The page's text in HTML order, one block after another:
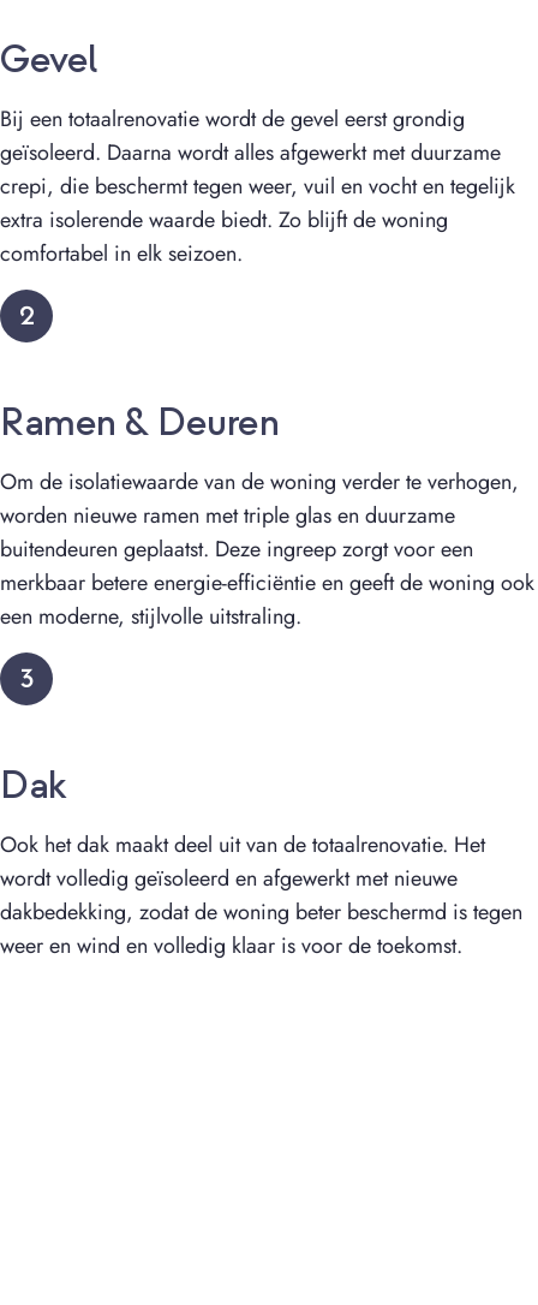
Gevel
Bij een totaalrenovatie wordt de gevel eerst grondig
geïsoleerd. Daarna wordt alles afgewerkt met duurzame
crepi, die beschermt tegen weer, vuil en vocht en tegelijk
extra isolerende waarde biedt. Zo blijft de woning
comfortabel in elk seizoen.
2
Ramen & Deuren
Om de isolatiewaarde van de woning verder te verhogen,
worden nieuwe ramen met triple glas en duurzame
buitendeuren geplaatst. Deze ingreep zorgt voor een
merkbaar betere energie-efficiëntie en geeft de woning ook
een moderne, stijlvolle uitstraling.
3
Dak
Ook het dak maakt deel uit van de totaalrenovatie. Het
wordt volledig geïsoleerd en afgewerkt met nieuwe
dakbedekking, zodat de woning beter beschermd is tegen
weer en wind en volledig klaar is voor de toekomst.